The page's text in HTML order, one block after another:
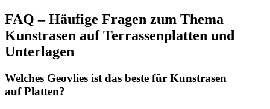
FAQ – Häufige Fragen zum Thema
Kunstrasen auf Terrassenplatten und
Unterlagen
Welches Geovlies ist das beste für Kunstrasen
auf Platten?